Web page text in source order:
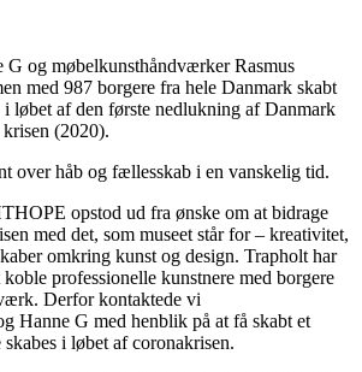
G og møbelkunsthåndværker Rasmus
med 987 borgere fra hele Danmark skabt
af den første nedlukning af Danmark
(2020).
over håb og fællesskab i en vanskelig tid.
opstod ud fra ønske om at bidrage
med det, som museet står for – kreativitet,
omkring kunst og design. Trapholt har
professionelle kunstnere med borgere
Derfor kontaktede vi
Hanne G med henblik på at få skabt et
i løbet af coronakrisen.